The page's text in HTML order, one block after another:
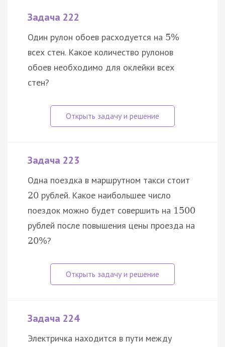
Задача 222
Один рулон обоев расходуется на 5%
всех стен. Какое количество рулонов
обоев необходимо для оклейки всех
стен?
Задача 223
Одна поездка в маршрутном такси стоит
20 рублей. Какое наибольшее число
поездок можно будет совершить на 1500
рублей после повышения цены проезда на
20%?
Задача 224
Электричка находится в пути между